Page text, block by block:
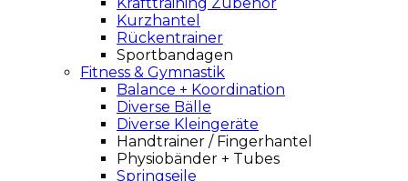
Kurzhantel
Rückentrainer
Sportbandagen
Fitness & Gymnastik
Balance + Koordination
Diverse Bälle
Diverse Kleingeräte
Handtrainer / Fingerhantel
Physiobänder + Tubes
Springseile